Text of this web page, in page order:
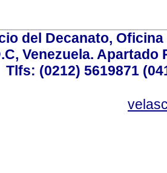
del Decanato,
Venezuela. Apartado
Tlfs: (0212) 5619871